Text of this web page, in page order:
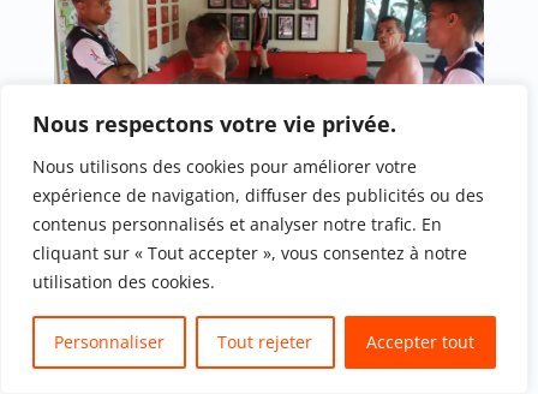
Nous respectons votre vie privée.
Nous utilisons des cookies pour améliorer votre
expérience de navigation, diffuser des publicités ou des
contenus personnalisés et analyser notre trafic. En
cliquant sur « Tout accepter », vous consentez à notre
utilisation des cookies.
Personnaliser Tout rejeter Accepter tout